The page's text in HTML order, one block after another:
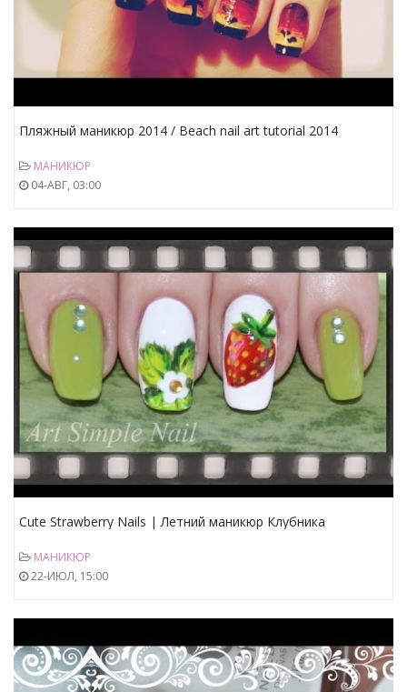
Пляжный маникюр 2014 / Beach nail art tutorial 2014
МАНИКЮР
04-АВГ, 03:00
Cute Strawberry Nails | Летний маникюр Клубника
МАНИКЮР
22-ИЮЛ, 15:00